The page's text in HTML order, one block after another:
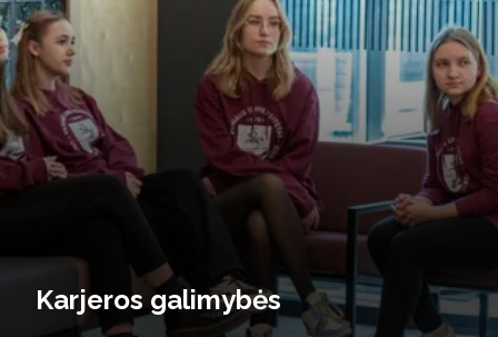
Karjeros galimybės